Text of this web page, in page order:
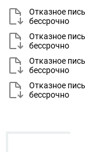
Отказное
бессрочно
Отказное
бессрочно
Отказное
бессрочно
Отказное
бессрочно